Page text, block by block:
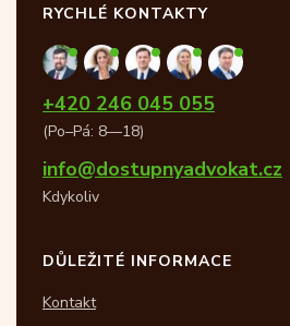
RYCHLÉ KONTAKTY
+420 246 045 055
(Po–Pá: 8—18)
info@dostupnyadvokat.cz
Kdykoliv
DŮLEŽITÉ INFORMACE
Kontakt